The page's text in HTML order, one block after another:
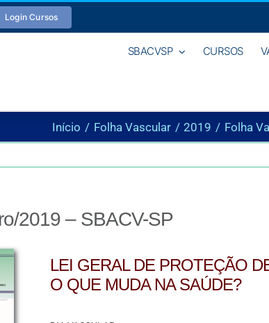
Login Cursos
SBACVSP CURSOS
Início Folha Vascular 2019 Folha
2019 – SBACV-SP
LEI GERAL DE PROTEÇÃO
O QUE MUDA NA SAÚDE?